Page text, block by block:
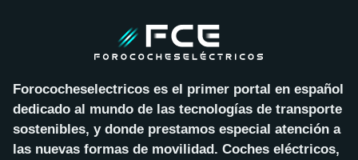
Forococheselectricos es el primer portal en español
dedicado al mundo de las tecnologías de transporte
sostenibles, y donde prestamos especial atención a
las nuevas formas de movilidad. Coches eléctricos,